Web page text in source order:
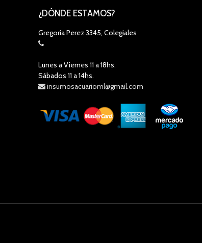
¿DÓNDE ESTAMOS?
Gregoria Perez 3345, Colegiales
Lunes a Viernes 11 a 18hs.
Sábados 11 a 14hs.
insumosacuarioml@gmail.com